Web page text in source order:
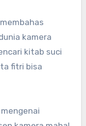
kamera
kitab suci
fitri bisa